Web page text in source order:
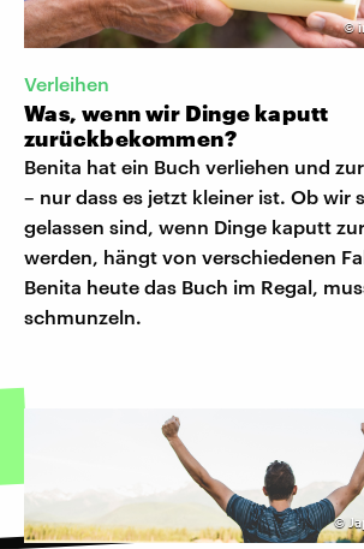
©
Verleihen
Was, wenn wir Dinge kaputt
zurückbekommen?
Benita hat ein Buch verliehen und
– nur dass es jetzt kleiner ist. Ob wir
gelassen sind, wenn Dinge kaputt
werden, hängt von verschiedenen
Benita heute das Buch im Regal,
schmunzeln.
©